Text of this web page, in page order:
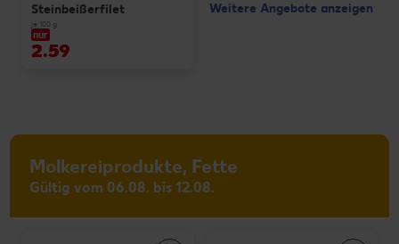
Steinbeißerfilet
je 100 g
nur
2.59
Weitere Angebote anzeigen
Molkereiprodukte, Fette
Gültig vom 06.08. bis 12.08.